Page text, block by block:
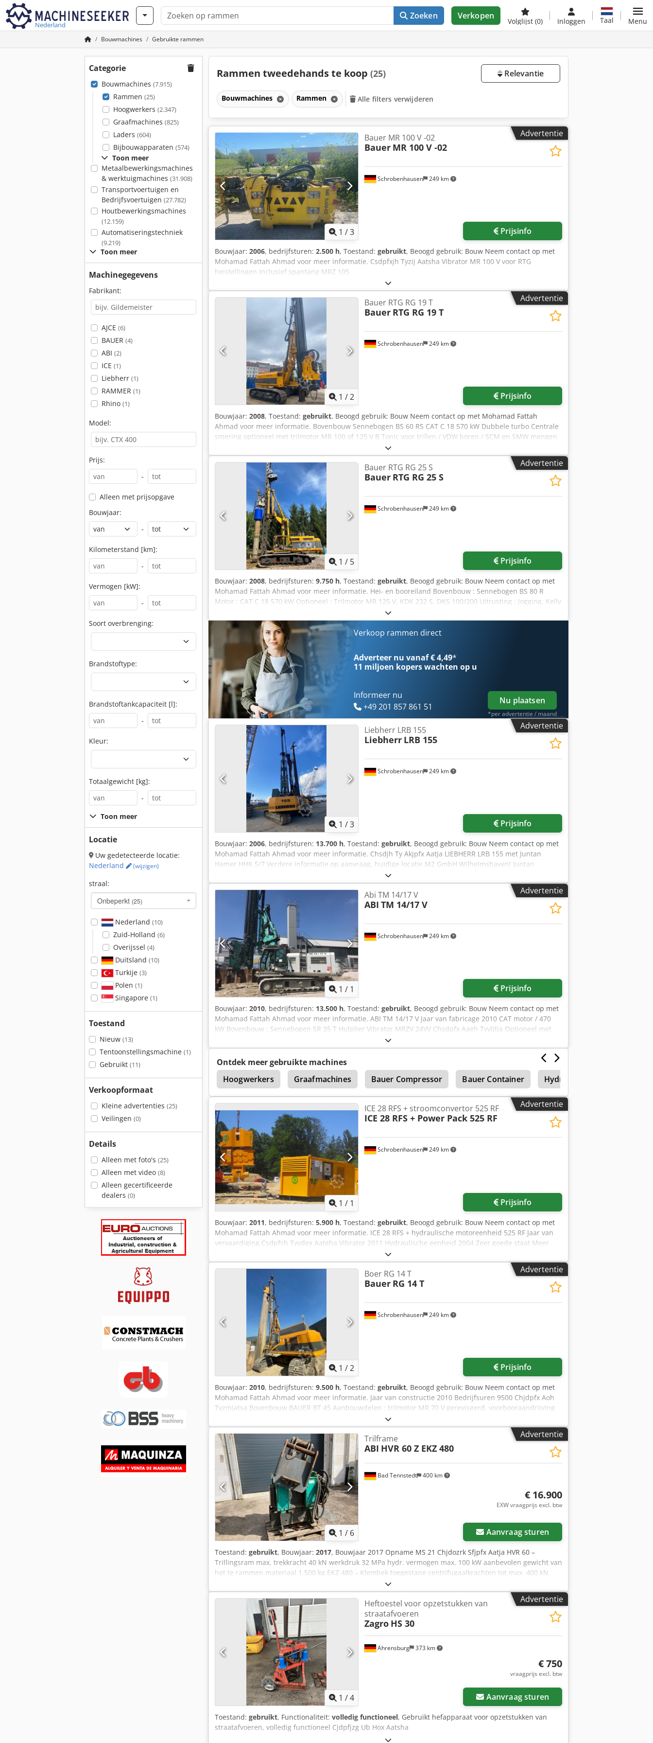
Nederland
Zoeken Verkopen
Volglijst (0) Inloggen Taal Menu
Bouwmachines Gebruikte rammen
Categorie
Bouwmachines (7.915)
Rammen (25)
Hoogwerkers (2.347)
Graafmachines (825)
Laders (604)
Bijbouwapparaten (574)
Toon meer
Metaalbewerkingsmachines
& werktuigmachines (31.908)
Transportvoertuigen en
Bedrijfsvoertuigen (27.782)
Houtbewerkingsmachines
(12.159)
Automatiseringstechniek
(9.219)
Toon meer
Machinegegevens
Fabrikant:
AJCE (6)
BAUER (4)
ABI (2)
ICE (1)
Liebherr (1)
RAMMER (1)
Rhino (1)
Model:
Prijs:
-
Alleen met prijsopgave
Bouwjaar:
-
Kilometerstand [km]:
-
Vermogen [kW]:
-
Soort overbrenging:
Brandstoftype:
Brandstoftankcapaciteit [l]:
-
Kleur:
Totaalgewicht [kg]:
-
Toon meer
Locatie
Uw gedetecteerde locatie:
Nederland
(wijzigen)
straal:
Onbeperkt (25)
Nederland (10)
Zuid-Holland (6)
Overijssel (4)
Duitsland (10)
Turkije (3)
Polen (1)
Singapore (1)
Toestand
Nieuw (13)
Tentoonstellingsmachine (1)
Gebruikt (11)
Verkoopformaat
Kleine advertenties (25)
Veilingen (0)
Details
Alleen met foto's (25)
Alleen met video (8)
Alleen gecertificeerde
dealers (0)
Rammen tweedehands te koop (25) Relevantie
Bouwmachines Rammen Alle filters verwijderen
Advertentie
1 /3
Schrobenhausen 249 km
Bauer MR 100 V -02
Bauer MR 100 V -02
Prijsinfo
Bouwjaar: 2006, bedrijfsturen: 2.500 h, Toestand: gebruikt, Beoogd gebruik: Bouw Neem contact op met
Mohamad Fattah Ahmad voor meer informatie. Csdpfxjh Tyzij Aatsha Vibrator MR 100 V voor RTG
heistellingen Inclusief spantang MRZ 105
Advertentie
1 /2
Schrobenhausen 249 km
Bauer RTG RG 19 T
Bauer RTG RG 19 T
Prijsinfo
Bouwjaar: 2008, Toestand: gebruikt, Beoogd gebruik: Bouw Neem contact op met Mohamad Fattah
Ahmad voor meer informatie. Bovenbouw Sennebogen BS 60 RS CAT C 18 570 kW Dubbele turbo Centrale
smering optioneel met trilmotor MR 100 of 125 V B Tonic voor trillen / VDW boren / SCM en SMW mengen
Advertentie
1 / 5
Schrobenhausen 249 km
Bauer RTG RG 25 S
Bauer RTG RG 25 S
Prijsinfo
Bouwjaar: 2008, bedrijfsturen: 9.750 h, Toestand: gebruikt, Beoogd gebruik: Bouw Neem contact op met
Mohamad Fattah Ahmad voor meer informatie. Hei- en booreiland Bovenbouw : Sennebogen BS 80 R
Motor : CAT C 18 570 kW Optioneel : Trilmotor MR 125 V, KDK 232 S, DKS 100/200 Uitrusting : Jogging, Kelly
en SOB boren, centrale smering, luchtcompressor, voorbereiding CSM Chsdpfx Aajh Tyzxstsa De machine
is in uitstekende staat en klaar voor onmiddellijk gebruik.
Verkoop rammen direct
Adverteer nu vanaf € 4,49*
11 miljoen koperswachten op u
Informeer nu
+49 201 857 861 51
Nu plaatsen
*per advertentie / maand
Advertentie
1 /3
Schrobenhausen 249 km
Liebherr LRB 155
Liebherr LRB 155
Prijsinfo
Bouwjaar: 2006, bedrijfsturen: 13.700 h, Toestand: gebruikt, Beoogd gebruik: Bouw Neem contact op met
Mohamad Fattah Ahmad voor meer informatie. Chsdjh Ty Akjpfx Aatja LIEBHERR LRB 155 met Juntan
Hamer HHK 5/7 Verdere informatie op aanvraag, huidige locatie M2 GmbH Wilhelmshaven! Juntan
Advertentie
1 / 1
Schrobenhausen 249 km
Abi TM 14/17 V
ABI TM 14/17 V
Prijsinfo
Bouwjaar: 2010, bedrijfsturen: 13.500 h, Toestand: gebruikt, Beoogd gebruik: Bouw Neem contact op met
Mohamad Fattah Ahmad voor meer informatie. ABI TM 14/17 V Jaar van fabricage 2010 CAT motor / 470
kW Bovenbouw : Sennebogen SR 35 T Hulplier Vibrator MRZV 24VV Chsdpfx Aaeh Tyyljtja Optioneel met
Ontdek meer gebruikte machines
Hoogwerkers
Graafmachines Bauer Compressor Bauer Container Hydraulische Splitter
Liebherr 932 Liebherr 902
Advertentie
1 / 1
Schrobenhausen 249 km
ICE 28 RFS + stroomconvertor 525 RF
ICE 28 RFS + Power Pack 525 RF
Prijsinfo
Bouwjaar: 2011, bedrijfsturen: 5.900 h, Toestand: gebruikt, Beoogd gebruik: Bouw Neem contact op met
Mohamad Fattah Ahmad voor meer informatie. ICE 28 RFS + hydraulische motoreenheid 525 RF Jaar van
vervaardiging Csdpfsh Tyydex Aateha Vibrator 2011 Hydraulische eenheid 2004 Zeer goede staat Meer
Advertentie
1 /2
Schrobenhausen 249 km
Boer RG 14 T
Bauer RG 14 T
Prijsinfo
Bouwjaar: 2010, bedrijfsturen: 9.500 h, Toestand: gebruikt, Beoogd gebruik: Bouw Neem contact op met
Mohamad Fattah Ahmad voor meer informatie. Jaar van constructie 2010 Bedrijfsuren 9500 Chjdpfx Aoh
Tyzmjatsa Bovenbouw BAUER BT 45 Aanbouwdelen : trilmotor MR 70 V gereviseerd, voorbooraandrijving
ABI MDBA 3500 Werklengte mast 14 meter Motor CAT313 kW Hulplier Airconditioning Zeer goede staat
Advertentie
1 / 6
Bad Tennstedt 400 km
Trilframe
ABI HVR 60 Z EKZ 480
€ 16.900
EXW vraagprijs excl. btw
Aanvraag sturen
Toestand: gebruikt, Bouwjaar: 2017, Bouwjaar 2017 Opname MS 21 Chjdozrk Sfjpfx Aatja HVR 60 –
Trillingsram max. trekkracht 40 kN werkdruk 32 MPa hydr. vermogen max. 100 kW aanbevolen gewicht van
het te rammen materiaal 1.500 kg EKZ 480 – Klembek toegestane centrifugaalkrachten tot max. 400 kN
klemkracht 480 kN klemdruk 240 bar IPB min. 180 mm
Advertentie
1 /4
Ahrensburg 373 km
Heftoestel voor opzetstukken van
straatafvoeren
Zagro HS 30
€ 750
vraagprijs excl. btw
Aanvraag sturen
Toestand: gebruikt, Functionaliteit: volledig functioneel, Gebruikt hefapparaat voor opzetstukken van
straatafvoeren, volledig functioneel Cjdpfjzg Ub Hox Aatsha